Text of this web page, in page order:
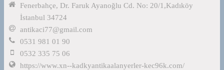
Fenerbahçe, Dr. Faruk Ayanoğlu Cd. No: 20/1,Kadıköy
İstanbul 34724
antikaci77@gmail.com
0531 981 01 90
0532 335 75 06
https://www.xn--kadkyantikaalanyerler-kec96k.com/